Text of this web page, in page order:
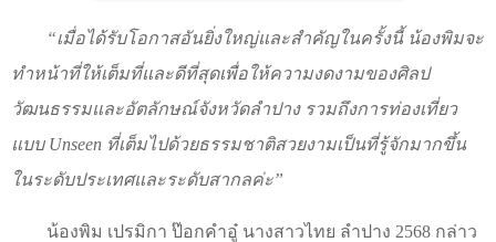
“เมื่อได้รับโอกาสอันยิ่งใหญ่และสำคัญในครั้งนี้ น้องพิมจะ
ทำหน้าที่ให้เต็มที่และดีที่สุดเพื่อให้ความงดงามของศิลป
วัฒนธรรมและอัตลักษณ์จังหวัดลำปาง รวมถึงการท่องเที่ยว
แบบ Unseen ที่เต็มไปด้วยธรรมชาติสวยงามเป็นที่รู้จักมากขึ้น
ในระดับประเทศและระดับสากลค่ะ”
น้องพิม เปรมิกา ป๊อกคำอู๋ นางสาวไทย ลำปาง 2568 กล่าว